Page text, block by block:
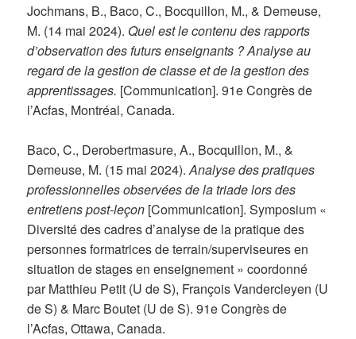
Jochmans, B., Baco, C., Bocquillon, M., & Demeuse,
M. (14 mai 2024). Quel est le contenu des rapports
d’observation des futurs enseignants ? Analyse au
regard de la gestion de classe et de la gestion des
apprentissages. [Communication]. 91e Congrès de
l’Acfas, Montréal, Canada.
Baco, C., Derobertmasure, A., Bocquillon, M., &
Demeuse, M. (15 mai 2024).Analyse des pratiques
professionnelles observées de la triade lors des
entretiens post-leçon [Communication]. Symposium «
Diversité des cadres d’analyse de la pratique des
personnes formatrices de terrain/superviseures en
situation de stages en enseignement » coordonné
par Matthieu Petit (U de S), François Vandercleyen (U
de S) & Marc Boutet (U de S). 91e Congrès de
l’Acfas, Ottawa, Canada.